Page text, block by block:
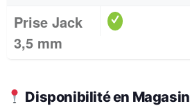
Prise Jack
3,5 mm
Disponibilité en Magasin